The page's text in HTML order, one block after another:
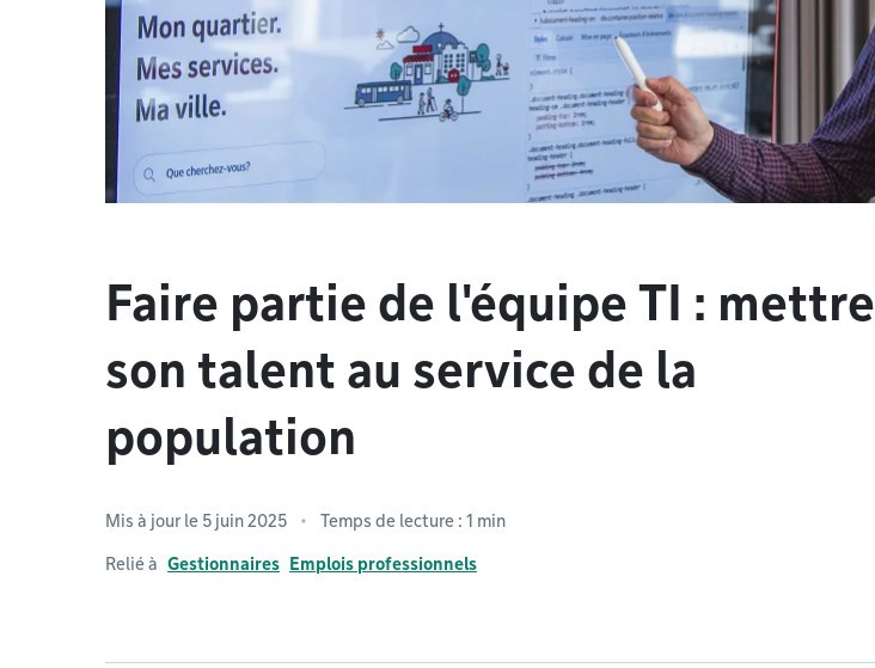
Faire partie de l'équipe TI : mettre
son talent au service de la
population
Mis à jour le 5 juin 2025 Temps de lecture : 1 min
Relié à Gestionnaires Emplois professionnels